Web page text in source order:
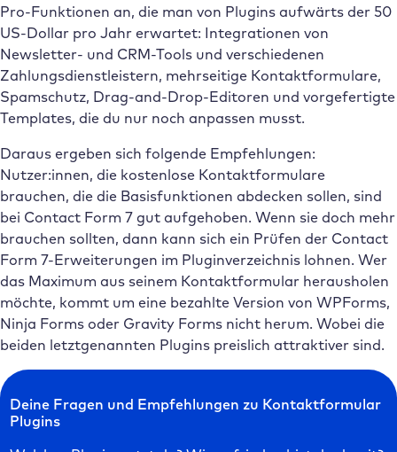
Pro-Funktionen an, die man von Plugins aufwärts der 50
US-Dollar pro Jahr erwartet: Integrationen von
Newsletter- und CRM-Tools und verschiedenen
Zahlungsdienstleistern, mehrseitige Kontaktformulare,
Spamschutz, Drag-and-Drop-Editoren und vorgefertigte
Templates, die du nur noch anpassen musst.
Daraus ergeben sich folgende Empfehlungen:
Nutzer:innen, die kostenlose Kontaktformulare
brauchen, die die Basisfunktionen abdecken sollen, sind
bei Contact Form 7 gut aufgehoben. Wenn sie doch mehr
brauchen sollten, dann kann sich ein Prüfen der Contact
Form 7-Erweiterungen im Pluginverzeichnis lohnen. Wer
das Maximum aus seinem Kontaktformular herausholen
möchte, kommt um eine bezahlte Version von WPForms,
Ninja Forms oder Gravity Forms nicht herum. Wobei die
beiden letztgenannten Plugins preislich attraktiver sind.
Deine Fragen und Empfehlungen zu Kontaktformular
Plugins